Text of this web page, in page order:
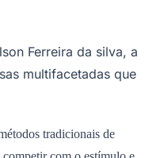
Ferreira da silva, a
multifacetadas que
tradicionais de